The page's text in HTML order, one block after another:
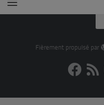
Fièrement propulsé par